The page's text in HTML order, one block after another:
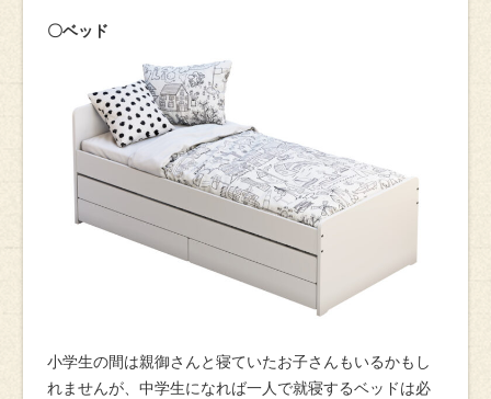
〇ベッド
小学生の間は親御さんと寝ていたお子さんもいるかもし
れませんが、中学生になれば一人で就寝するベッドは必